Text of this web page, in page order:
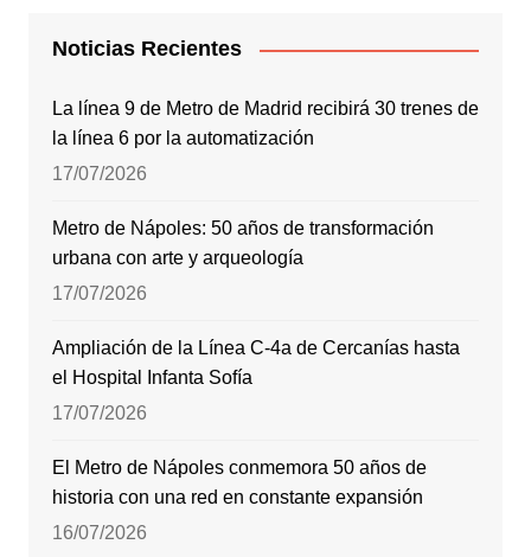
Noticias Recientes
La línea 9 de Metro de Madrid recibirá 30 trenes de
la línea 6 por la automatización
17/07/2026
Metro de Nápoles: 50 años de transformación
urbana con arte y arqueología
17/07/2026
Ampliación de la Línea C-4a de Cercanías hasta
el Hospital Infanta Sofía
17/07/2026
El Metro de Nápoles conmemora 50 años de
historia con una red en constante expansión
16/07/2026